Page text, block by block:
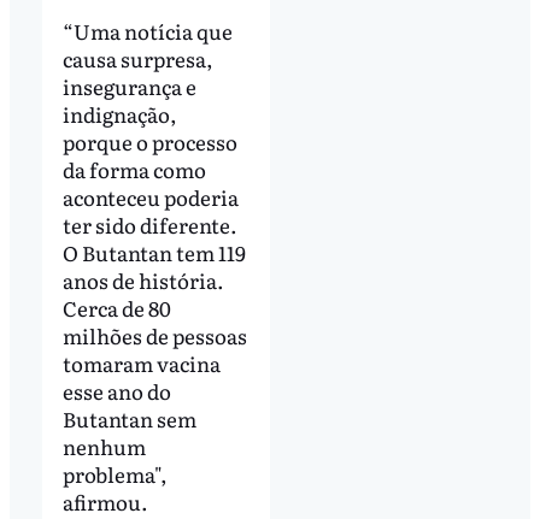
“Uma notícia que
causa surpresa,
insegurança e
indignação,
porque o processo
da forma como
aconteceu poderia
ter sido diferente.
O Butantan tem 119
anos de história.
Cerca de 80
milhões de pessoas
tomaram vacina
esse ano do
Butantan sem
nenhum
problema",
afirmou.